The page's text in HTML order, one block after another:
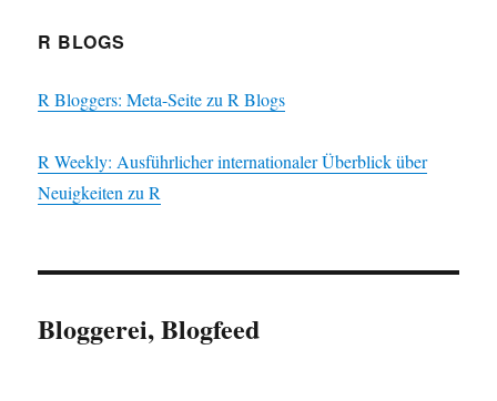
R BLOGS
R Bloggers: Meta-Seite zu R Blogs
R Weekly: Ausführlicher internationaler Überblick über
Neuigkeiten zu R
Bloggerei, Blogfeed